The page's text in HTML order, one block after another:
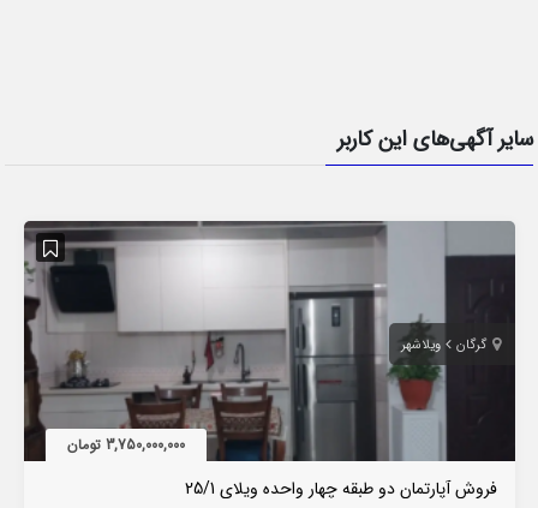
سایر آگهی‌های این کاربر
گرگان ویلاشهر
3,750,000,000 تومان
فروش آپارتمان دو طبقه چهار واحده ویلای 25/1